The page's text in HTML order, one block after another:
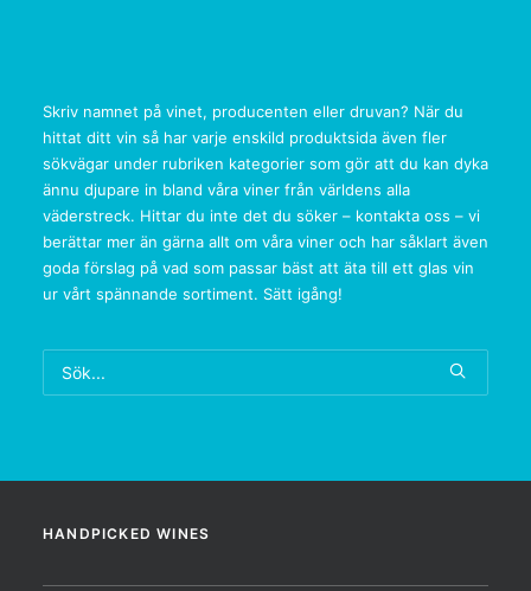
Skriv namnet på vinet, producenten eller druvan? När du
hittat ditt vin så har varje enskild produktsida även fler
sökvägar under rubriken kategorier som gör att du kan dyka
ännu djupare in bland våra viner från världens alla
väderstreck. Hittar du inte det du söker – kontakta oss – vi
berättar mer än gärna allt om våra viner och har såklart även
goda förslag på vad som passar bäst att äta till ett glas vin
ur vårt spännande sortiment. Sätt igång!
HANDPICKED WINES